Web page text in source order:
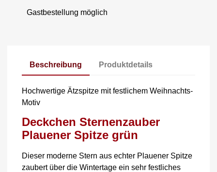
Gastbestellung möglich
Beschreibung Produktdetails
Hochwertige Ätzspitze mit festlichem Weihnachts-
Motiv
Deckchen Sternenzauber
Plauener Spitze grün
Dieser moderne Stern aus echter Plauener Spitze
zaubert über die Wintertage ein sehr festliches